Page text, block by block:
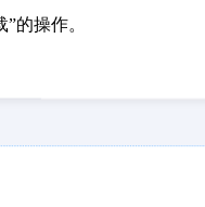
的操作。